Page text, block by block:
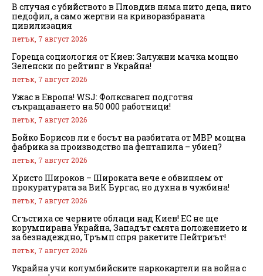
В случая с убийството в Пловдив няма нито деца, нито
педофил, а само жертви на криворазбраната
цивилизация
петък, 7 август 2026
Гореща социология от Киев: Залужни мачка мощно
Зеленски по рейтинг в Украйна!
петък, 7 август 2026
Ужас в Европа! WSJ: Фолксваген подготвя
съкращаването на 50 000 работници!
петък, 7 август 2026
Бойко Борисов ли е босът на разбитата от МВР мощна
фабрика за производство на фентанила – убиец?
петък, 7 август 2026
Христо Широков – Широката вече е обвиняем от
прокуратурата за ВиК Бургас, но духна в чужбина!
петък, 7 август 2026
Сгъстиха се черните облаци над Киев! ЕС не ще
корумпирана Украйна, Западът смята положението и
за безнадеждно, Тръмп спря ракетите Пейтриът!
петък, 7 август 2026
Украйна учи колумбийските наркокартели на война с